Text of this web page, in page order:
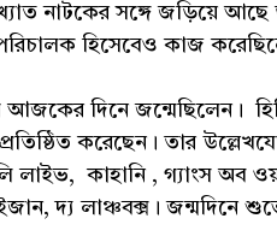
নাটকের সঙ্গে জড়িয়ে আছে
হিসেবেও কাজ
আজকের দিনে জন্মেছিলেন।
করেছেন। তার
লাইভ, কাহানি , গ্যাংস অব
দ্য লাঞ্চবক্স। জন্মদিনে